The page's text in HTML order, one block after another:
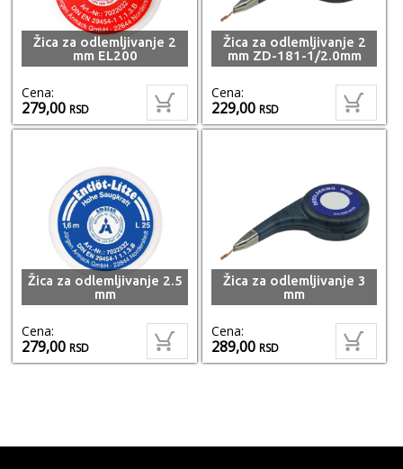
Žica za odlemljivanje 2
mm EL200
Cena:
279,00RSD
Žica za odlemljivanje 2
mm ZD-181-1/2.0mm
Cena:
229,00RSD
Žica za odlemljivanje 2.5
mm
Cena:
279,00RSD
Žica za odlemljivanje 3
mm
Cena:
289,00RSD